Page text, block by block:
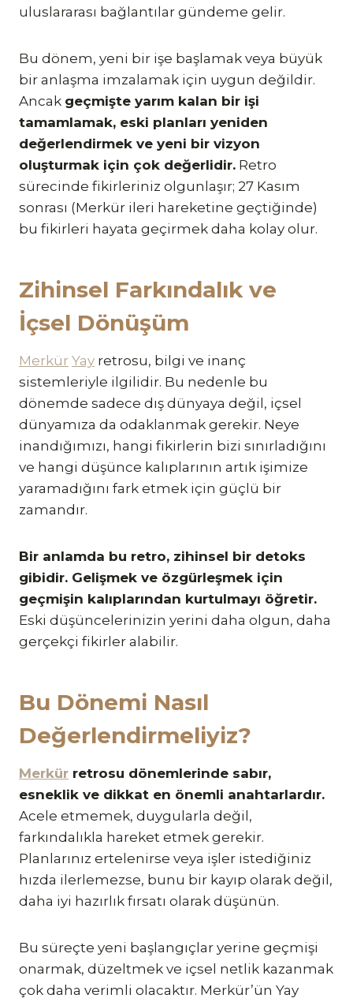
uluslararası bağlantılar gündeme gelir.
Bu dönem, yeni bir işe başlamak veya büyük
bir anlaşma imzalamak için uygun değildir.
Ancak geçmişte yarım kalan bir işi
tamamlamak, eski planları yeniden
değerlendirmek ve yeni bir vizyon
oluşturmak için çok değerlidir. Retro
sürecinde fikirleriniz olgunlaşır; 27 Kasım
sonrası (Merkür ileri hareketine geçtiğinde)
bu fikirleri hayata geçirmek daha kolay olur.
Zihinsel Farkındalık ve
İçsel Dönüşüm
Merkür Yay retrosu, bilgi ve inanç
sistemleriyle ilgilidir. Bu nedenle bu
dönemde sadece dış dünyaya değil, içsel
dünyamıza da odaklanmak gerekir. Neye
inandığımızı, hangi fikirlerin bizi sınırladığını
ve hangi düşünce kalıplarının artık işimize
yaramadığını fark etmek için güçlü bir
zamandır.
Bir anlamda bu retro, zihinsel bir detoks
gibidir. Gelişmek ve özgürleşmek için
geçmişin kalıplarından kurtulmayı öğretir.
Eski düşüncelerinizin yerini daha olgun, daha
gerçekçi fikirler alabilir.
Bu Dönemi Nasıl
Değerlendirmeliyiz?
Merkür retrosu dönemlerinde sabır,
esneklik ve dikkat en önemli anahtarlardır.
Acele etmemek, duygularla değil,
farkındalıkla hareket etmek gerekir.
Planlarınız ertelenirse veya işler istediğiniz
hızda ilerlemezse, bunu bir kayıp olarak değil,
daha iyi hazırlık fırsatı olarak düşünün.
Bu süreçte yeni başlangıçlar yerine geçmişi
onarmak, düzeltmek ve içsel netlik kazanmak
çok daha verimli olacaktır. Merkür’ün Yay